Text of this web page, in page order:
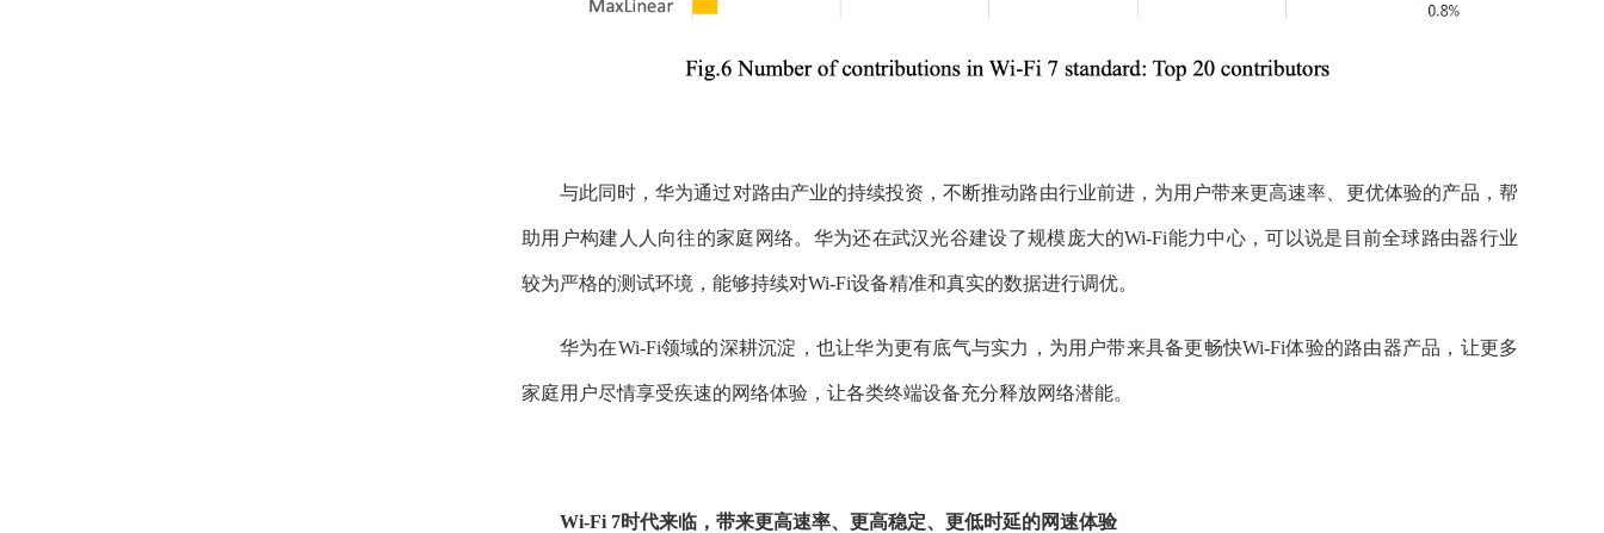
与此同时，华为通过对路由产业的持续投资，不断推动路由行业前进，为用户带来更高速率、更优体验的产品，帮
助用户构建人人向往的家庭网络。华为还在武汉光谷建设了规模庞大的Wi-Fi能力中心，可以说是目前全球路由器行业
较为严格的测试环境，能够持续对Wi-Fi设备精准和真实的数据进行调优。
华为在Wi-Fi领域的深耕沉淀，也让华为更有底气与实力，为用户带来具备更畅快Wi-Fi体验的路由器产品，让更多
家庭用户尽情享受疾速的网络体验，让各类终端设备充分释放网络潜能。
Wi-Fi 7时代来临，带来更高速率、更高稳定、更低时延的网速体验